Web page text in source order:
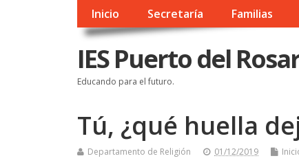
Inicio Secretaría Familias
IES Puerto del
Educando para el futuro.
Tú, ¿qué huella
Departamento de Religión 01/12/2019